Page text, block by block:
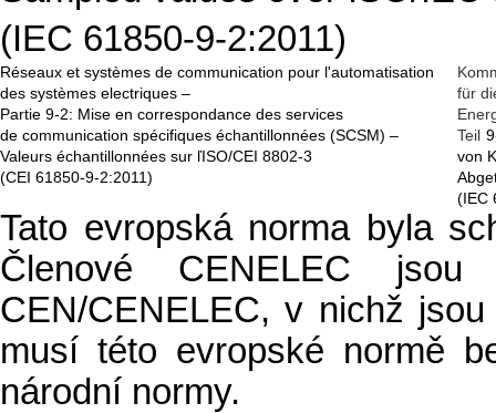
(IEC 61850-9-2:2011)
Réseaux et systèmes de communication pour l'automatisation
des systèmes electriques –
Partie 9-2: Mise en correspondance des services
de communication spécifiques échantillonnées (SCSM) –
Valeurs échantillonnées sur ľISO/CEI 8802-3
(CEI 61850-9-2:2011)
für
Teil
von
(IEC
Tato evropská norma byla
Členové CENELEC
CEN/CENELEC, v nichž
musí této evropské normě
národní normy.